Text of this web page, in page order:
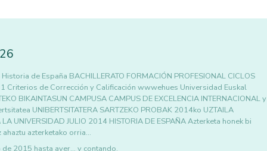
de España BACHILLERATO FORMACIÓN PROFESIONAL CICLOS
1 Criterios de Corrección y Calificación wwwehues Universidad Euskal
BIKAINTASUN CAMPUSA CAMPUS DE EXCELENCIA INTERNACIONAL y
UNIBERTSITATERA SARTZEKO PROBAK 2014ko UZTAILA
UNIVERSIDAD JULIO 2014 HISTORIA DE ESPAÑA Azterketa honek bi
ahaztu azterketako orria…
2015 hasta ayer... y contando.